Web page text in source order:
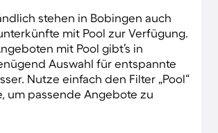
stehen in Bobingen auch
mit Pool zur Verfügung.
mit Pool gibt’s in
Auswahl für entspannte
Nutze einfach den Filter „Pool“
um passende Angebote zu